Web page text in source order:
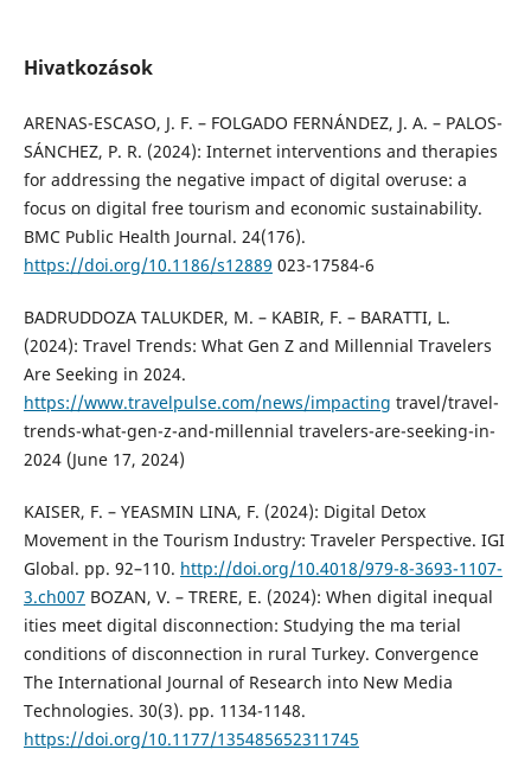
Hivatkozások
ARENAS-ESCASO, J. F. – FOLGADO FERNÁNDEZ, J. A. – PALOS-
SÁNCHEZ, P. R. (2024): Internet interventions and therapies
for addressing the negative impact of digital overuse: a
focus on digital free tourism and economic sustainability.
BMC Public Health Journal. 24(176).
https://doi.org/10.1186/s12889 023-17584-6
BADRUDDOZA TALUKDER, M. – KABIR, F. – BARATTI, L.
(2024): Travel Trends: What Gen Z and Millennial Travelers
Are Seeking in 2024.
https://www.travelpulse.com/news/impacting travel/travel-
trends-what-gen-z-and-millennial travelers-are-seeking-in-
2024 (June 17, 2024)
KAISER, F. – YEASMIN LINA, F. (2024): Digital Detox
Movement in the Tourism Industry: Traveler Perspective. IGI
Global. pp. 92–110. http://doi.org/10.4018/979-8-3693-1107-
3.ch007 BOZAN, V. – TRERE, E. (2024): When digital inequal
ities meet digital disconnection: Studying the ma terial
conditions of disconnection in rural Turkey. Convergence
The International Journal of Research into New Media
Technologies. 30(3). pp. 1134-1148.
https://doi.org/10.1177/135485652311745